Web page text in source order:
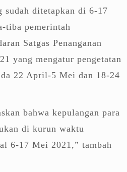
sudah ditetapkan di 6-17
tiba pemerintah
Satgas Penanganan
yang mengatur pengetatan
22 April-5 Mei dan 18-24
bahwa kepulangan para
di kurun waktu
6-17 Mei 2021,” tambah